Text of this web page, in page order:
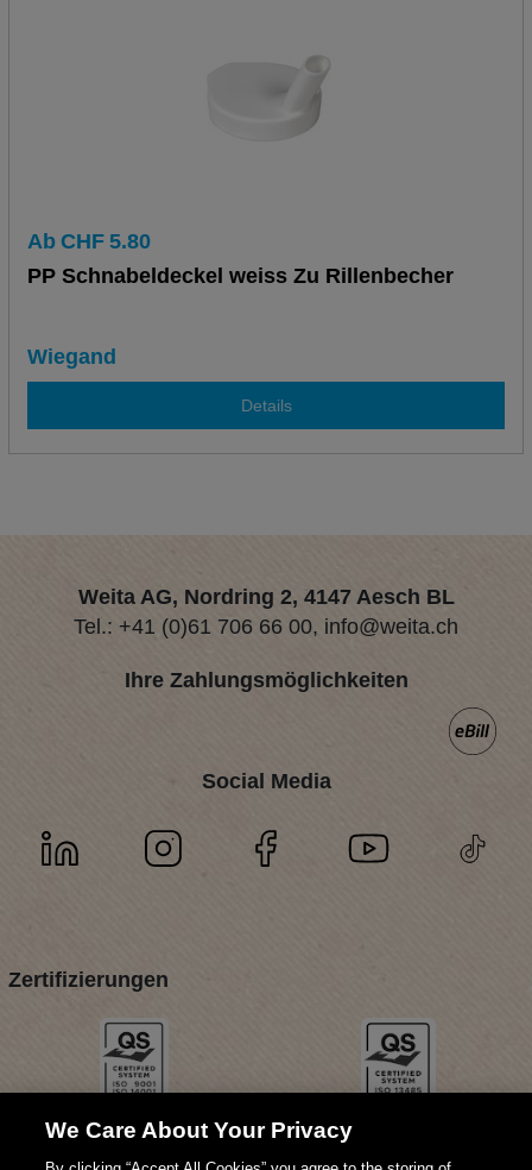
Ab CHF 5.80
PP Schnabeldeckel weiss Zu Rillenbecher
Wiegand
Details
Weita AG, Nordring 2, 4147 Aesch BL
Tel.: +41 (0)61 706 66 00, info@weita.ch
Ihre Zahlungsmöglichkeiten
Social Media
Zertifizierungen
We Care About Your Privacy